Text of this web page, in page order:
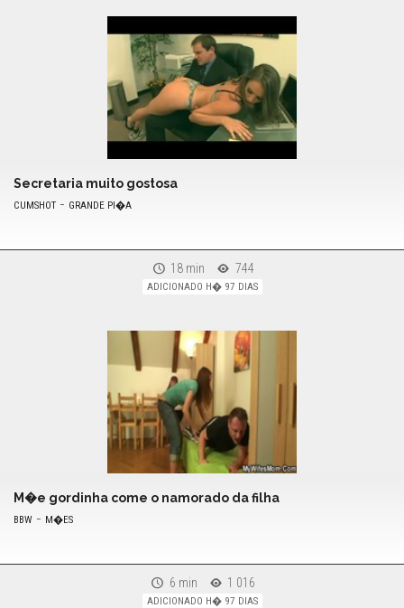
Secretaria muito gostosa
CUMSHOT - GRANDE PI�A
18 min 744
ADICIONADO H� 97 DIAS
M�e gordinha come o namorado da filha
BBW - M�ES
6 min 1 016
ADICIONADO H� 97 DIAS